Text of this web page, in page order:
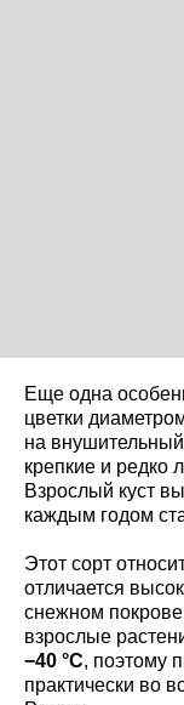
Еще одна
цветки
на внушительный
крепкие и редко
Взрослый куст
каждым годом
Этот сорт
отличается
снежном
взрослые
−40 °C, поэтому
практически во